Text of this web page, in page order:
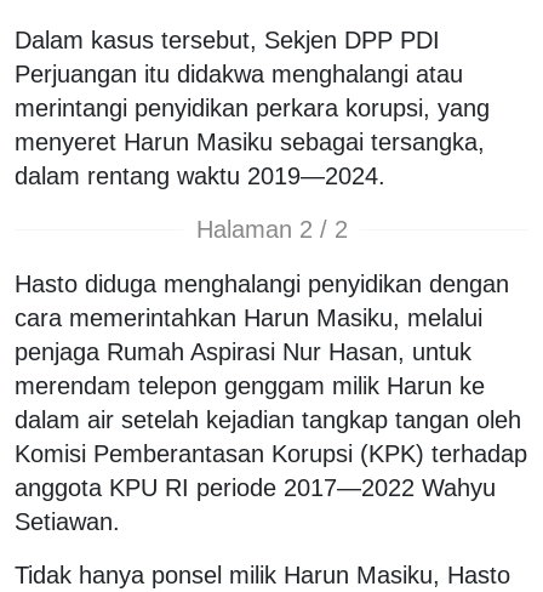
Dalam kasus tersebut, Sekjen DPP PDI
Perjuangan itu didakwa menghalangi atau
merintangi penyidikan perkara korupsi, yang
menyeret Harun Masiku sebagai tersangka,
dalam rentang waktu 2019—2024.
Halaman 2 / 2
Hasto diduga menghalangi penyidikan dengan
cara memerintahkan Harun Masiku, melalui
penjaga Rumah Aspirasi Nur Hasan, untuk
merendam telepon genggam milik Harun ke
dalam air setelah kejadian tangkap tangan oleh
Komisi Pemberantasan Korupsi (KPK) terhadap
anggota KPU RI periode 2017—2022 Wahyu
Setiawan.
Tidak hanya ponsel milik Harun Masiku, Hasto